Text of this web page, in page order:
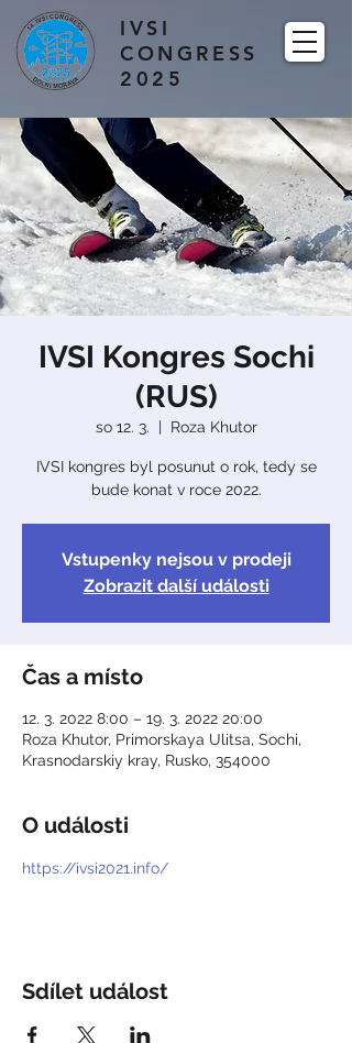
IVSI
CONGRESS
2025
IVSI Kongres Sochi
(RUS)
so 12. 3.
  |
Roza Khutor
IVSI kongres byl posunut o rok, tedy se
Vstupenky nejsou v prodeji
Zobrazit další události
Čas a místo
12. 3. 2022 8:00 – 19. 3. 2022 20:00
Roza Khutor, Primorskaya Ulitsa, Sochi,
Krasnodarskiy kray, Rusko, 354000
O události
https://ivsi2021.info/
Sdílet událost